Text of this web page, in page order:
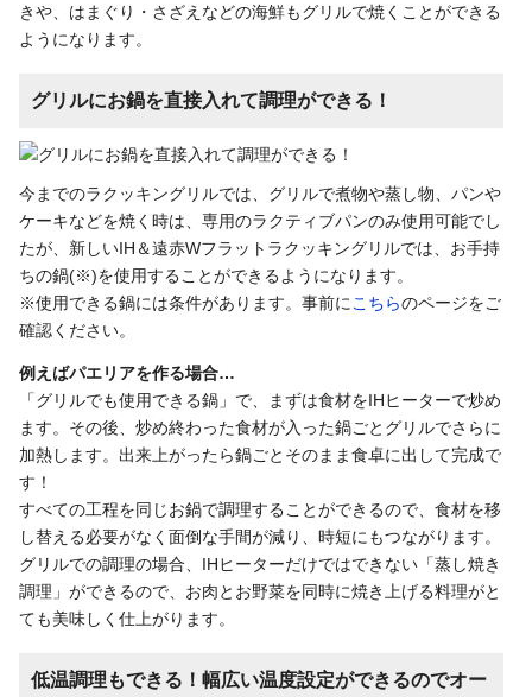
きや、はまぐり・さざえなどの海鮮もグリルで焼くことができる
ようになります。
グリルにお鍋を直接入れて調理ができる！
今までのラクッキングリルでは、グリルで煮物や蒸し物、パンや
ケーキなどを焼く時は、専用のラクティブパンのみ使用可能でし
たが、新しいIH＆遠赤Wフラットラクッキングリルでは、お手持
ちの鍋(※)を使用することができるようになります。
※使用できる鍋には条件があります。事前にこちらのページをご
確認ください。
例えばパエリアを作る場合…
「グリルでも使用できる鍋」で、まずは食材をIHヒーターで炒め
ます。その後、炒め終わった食材が入った鍋ごとグリルでさらに
加熱します。出来上がったら鍋ごとそのまま食卓に出して完成で
す！
すべての工程を同じお鍋で調理することができるので、食材を移
し替える必要がなく面倒な手間が減り、時短にもつながります。
グリルでの調理の場合、IHヒーターだけではできない「蒸し焼き
調理」ができるので、お肉とお野菜を同時に焼き上げる料理がと
ても美味しく仕上がります。
低温調理もできる！幅広い温度設定ができるのでオー